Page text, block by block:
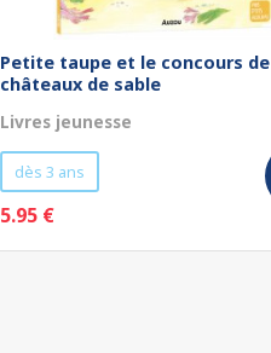
Petite taupe et le concours de
châteaux de sable
Livres jeunesse
dès 3 ans
5.95 €